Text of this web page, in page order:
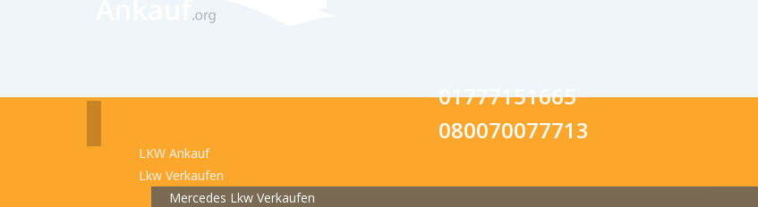
01777151665
080070077713
LKW Ankauf
Lkw Verkaufen
Mercedes Lkw Verkaufen